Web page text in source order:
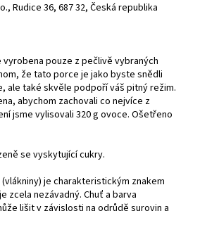
Rudice 36, 687 32, Česká republika
pouze z pečlivě vybraných
že tato porce je jako byste snědli
ale také skvěle podpoří váš pitný režim.
abychom zachovali co nejvíce z
jsme vylisovali 320 g ovoce. Ošetřeno
se vyskytující cukry.
je charakteristickým znakem
zcela nezávadný. Chuť a barva
lišit v závislosti na odrůdě surovin a